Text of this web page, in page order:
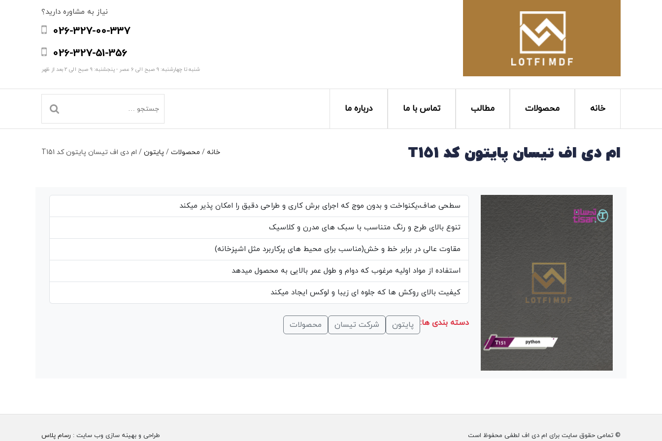
نیاز به مشاوره دارید؟
026-327-00-337
026-327-51-356
شنبه تا چهارشنبه: 9 صبح الی 6 عصر - پنجشنبه: 9 صبح الی 2 بعد از ظهر
خانه محصولات مطالب تماس با ما درباره ما
ام دی اف تیسان پایتون کد T151 خانه / محصولات / پایتون / ام دی اف تیسان پایتون کد T151
سطحی صاف،یکنواخت و بدون موج که اجرای برش کاری و طراحی دقیق را امکان پذیر میکند
تنوع بالای طرح و رنگ متناسب با سبک های مدرن و کلاسیک
مقاوت عالی در برابر خط و خش(مناسب برای محیط های پرکاربرد مثل اشپزخانه)
استفاده از مواد اولیه مرغوب که دوام و طول عمر بالایی به محصول میدهد
کیفیت بالای روکش ها که جلوه ای زیبا و لوکس ایجاد میکند
دسته بندی ها: پایتون شرکت تیسان محصولات
© تمامی حقوق سایت برای ام دی اف لطفی محفوظ است طراحی و بهینه سازی وب سایت : رسام پلاس